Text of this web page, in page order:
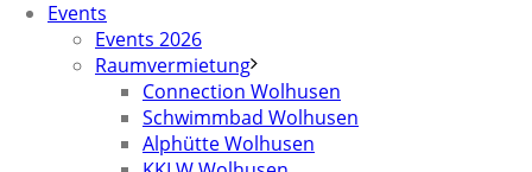
Events
Events 2026
Raumvermietung
Connection Wolhusen
Schwimmbad Wolhusen
Alphütte Wolhusen